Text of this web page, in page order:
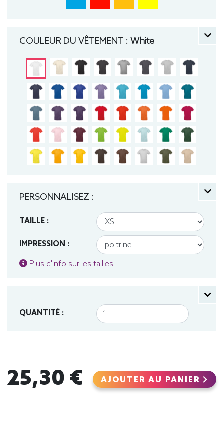
COULEUR DU VÊTEMENT : White
PERSONNALISEZ :
TAILLE :
IMPRESSION :
Plus d'info sur les tailles
QUANTITÉ :
25,30 € AJOUTER AU PANIER